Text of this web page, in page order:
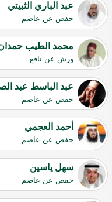
عبد الباري الثبيتي
حفص عن عاصم
محمد الطيب
ورش عن نافع
عبد الباسط عبد
حفص عن عاصم
أحمد العجمي
حفص عن عاصم
سهل ياسين
حفص عن عاصم